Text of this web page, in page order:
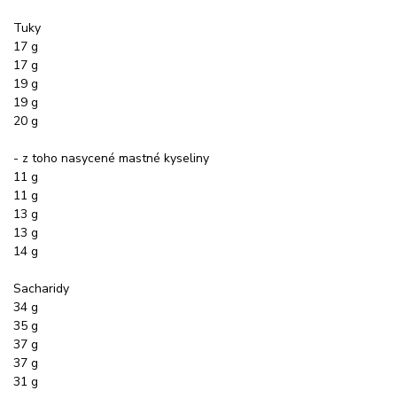
Tuky
17 g
17 g
19 g
19 g
20 g
- z toho nasycené mastné kyseliny
11 g
11 g
13 g
13 g
14 g
Sacharidy
34 g
35 g
37 g
37 g
31 g